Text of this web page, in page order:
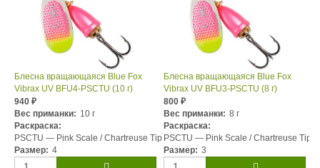
Блесна вращающаяся Blue Fox
Vibrax UV BFU4-PSCTU (10 г)
940 ₽
Вес приманки: 10 г
Раскраска:
PSCTU — Pink Scale / Chartreuse Tip
Размер: 4
Блесна вращающаяся Blue Fox
Vibrax UV BFU3-PSCTU (8 г)
800 ₽
Вес приманки: 8 г
Раскраска:
PSCTU — Pink Scale / Chartreuse Tip
Размер: 3